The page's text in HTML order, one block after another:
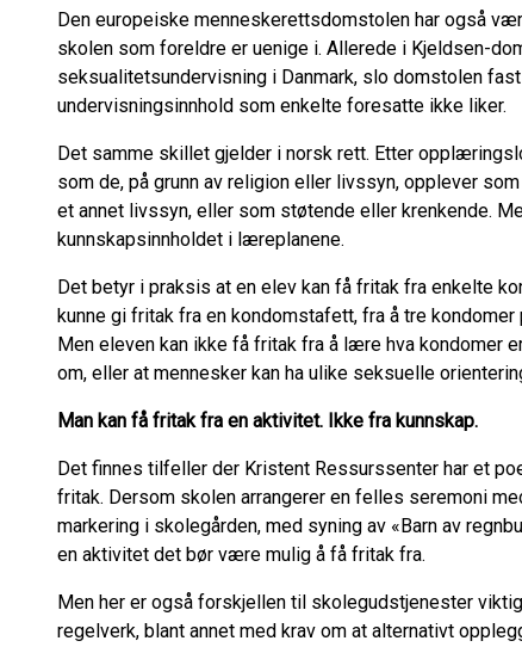
Den europeiske menneskerettsdomstolen har også
skolen som foreldre er uenige i. Allerede i Kjeldsen-
seksualitetsundervisning i Danmark, slo domstolen
undervisningsinnhold som enkelte foresatte ikke liker.
Det samme skillet gjelder i norsk rett. Etter
som de, på grunn av religion eller livssyn, opplever
et annet livssyn, eller som støtende eller krenkende.
kunnskapsinnholdet i læreplanene.
Det betyr i praksis at en elev kan få fritak fra enkelte
kunne gi fritak fra en kondomstafett, fra å tre
Men eleven kan ikke få fritak fra å lære hva kondomer
om, eller at mennesker kan ha ulike seksuelle
Man kan få fritak fra en aktivitet. Ikke fra kunnskap.
Det finnes tilfeller der Kristent Ressurssenter har et
fritak. Dersom skolen arrangerer en felles seremoni
markering i skolegården, med syning av «Barn av
en aktivitet det bør være mulig å få fritak fra.
Men her er også forskjellen til skolegudstjenester
regelverk, blant annet med krav om at alternativt